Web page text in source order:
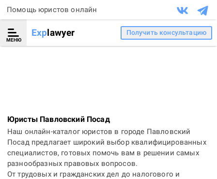
Помощь юристов онлайн
МЕНЮ
Explawyer Получить консультацию
Юристы Павловский Посад
Наш онлайн-каталог юристов в городе Павловский
Посад предлагает широкий выбор квалифицированных
специалистов, готовых помочь вам в решении самых
разнообразных правовых вопросов.
От трудовых и гражданских дел до налогового и